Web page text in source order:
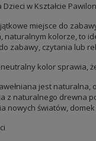
Dzieci w Kształcie
miejsce do
naturalnym kolorze, to
zabawy, czytania lub
kolor sprawia,
jest naturalna,
z naturalnego drewna
nowych światów,